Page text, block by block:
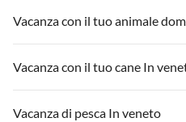
Vacanza con il tuo animale
Vacanza con il tuo cane In
Vacanza di pesca In veneto